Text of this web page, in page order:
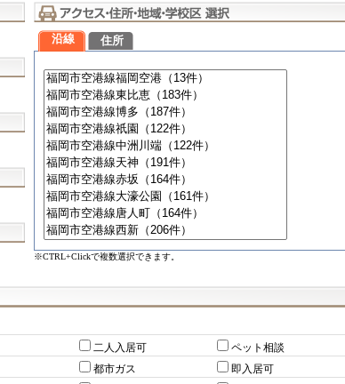
沿線 住所
※CTRL+Clickで複数選択できます。
二人入居可
ペット相談
都市ガス
即入居可